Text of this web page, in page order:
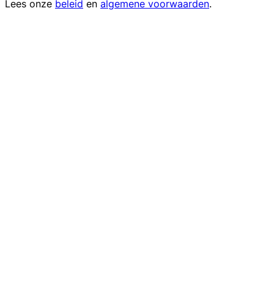
Lees onze beleid en algemene voorwaarden.